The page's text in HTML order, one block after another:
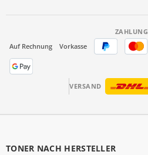
ZAHLUNG
Auf Rechnung
Vorkasse
VERSAND
TONER NACH HERSTELLER